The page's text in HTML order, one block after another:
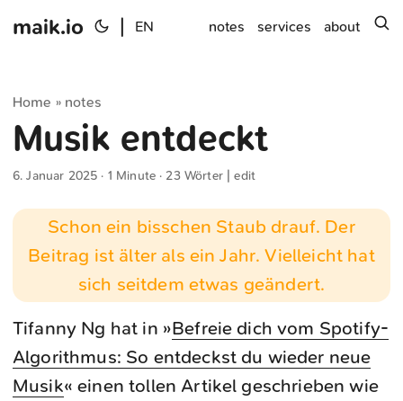
maik.io EN notes services about
Home » notes
Musik entdeckt
6. Januar 2025 · 1 Minute · 23 Wörter |edit
Schon ein bisschen Staub drauf. Der
Beitrag ist älter als ein Jahr. Vielleicht hat
sich seitdem etwas geändert.
Tifanny Ng hat in »Befreie dich vom Spotify-
Algorithmus: So entdeckst du wieder neue
Musik« einen tollen Artikel geschrieben wie